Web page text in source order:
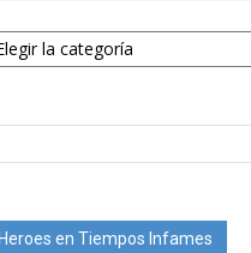
Heroes en Tiempos Infames